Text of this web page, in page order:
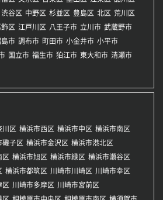
渋谷区 中野区 杉並区 豊島区 北区 荒川区
区 江戸川区 八王子市 立川市 武蔵野市
島市 調布市 町田市 小金井市 小平市
国立市 福生市 狛江市 東大和市 清瀬市
川区 横浜市西区 横浜市中区 横浜市南区
磯子区 横浜市金沢区 横浜市港北区
区 横浜市旭区 横浜市緑区 横浜市瀬谷区
横浜市都筑区 川崎市川崎区 川崎市幸区
区 川崎市多摩区 川崎市宮前区